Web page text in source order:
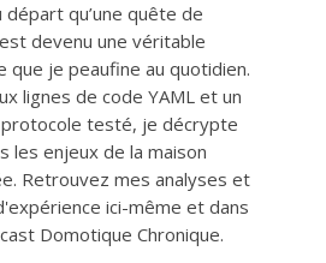
départ qu’une quête de
devenu une véritable
que je peaufine au quotidien.
lignes de code YAML et un
protocole testé, je décrypte
les enjeux de la maison
Retrouvez mes analyses et
ici-même et dans
Domotique Chronique.